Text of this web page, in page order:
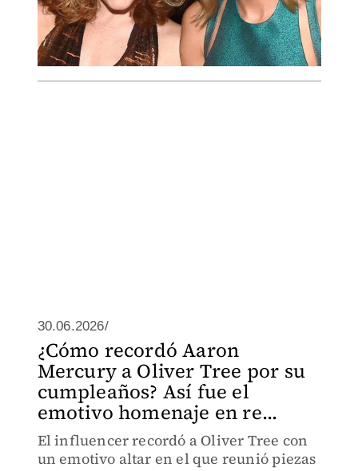
30.06.2026/
¿Cómo recordó Aaron
Mercury a Oliver Tree por su
cumpleaños? Así fue el
emotivo homenaje en re...
El influencer recordó a Oliver Tree con
un emotivo altar en el que reunió piezas